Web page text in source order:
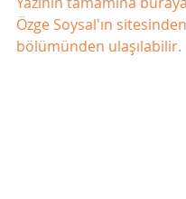
Özge Soysal'ın
bölümünden ulaşılabilir.